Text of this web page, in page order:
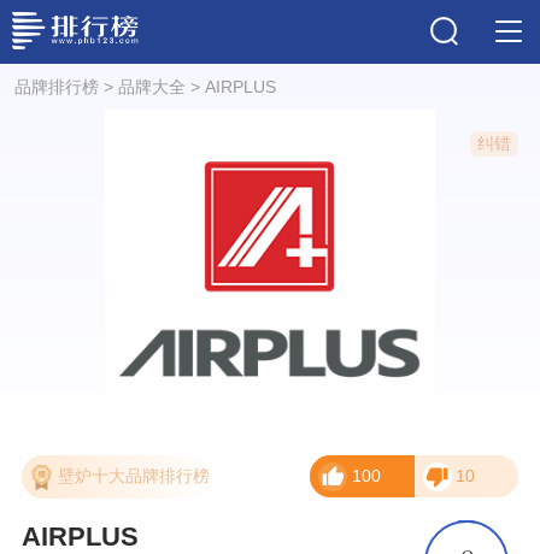
品牌排行榜> 品牌大全 > AIRPLUS
纠错
壁炉十大品牌排行榜 100 10
AIRPLUS